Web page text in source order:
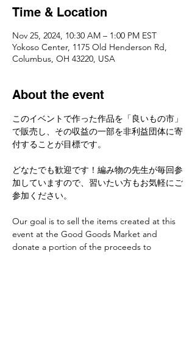
Time & Location
Nov 25, 2024, 10:30 AM – 1:00 PM EST
Yokoso Center, 1175 Old Henderson Rd,
Columbus, OH 43220, USA
About the event
このイベントで作った作品を「良いもの市」
で販売し、その収益の一部を非利益団体に寄
付することが目標です。
どなたでも歓迎です！編み物の先生が毎回参
加していますので、習いたい方もお気軽にご
参加ください。
Our goal is to sell the items created at this
event at the Good Goods Market and
donate a portion of the proceeds to